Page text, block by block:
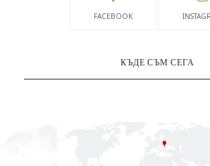
FACEBOOK
КЪДЕ СЪМ СЕГА